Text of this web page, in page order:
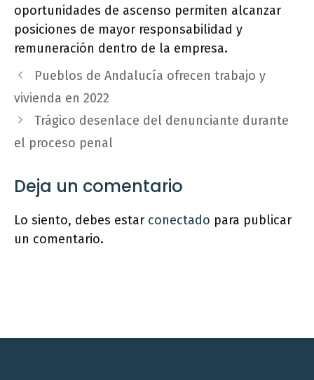
oportunidades de ascenso permiten alcanzar
posiciones de mayor responsabilidad y
remuneración dentro de la empresa.
Pueblos de Andalucía ofrecen trabajo y
vivienda en 2022
Trágico desenlace del denunciante durante
el proceso penal
Deja un comentario
Lo siento, debes estar conectado para publicar
un comentario.